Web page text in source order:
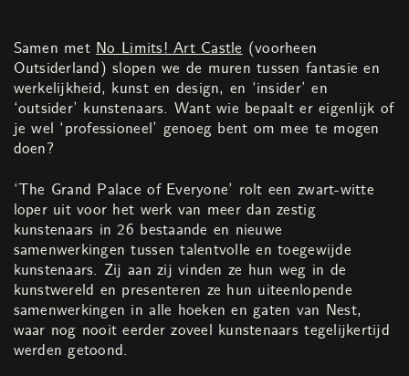
Samen met No Limits! Art Castle (voorheen
Outsiderland) slopen we de muren tussen fantasie en
werkelijkheid, kunst en design, en ‘insider’ en
‘outsider’ kunstenaars. Want wie bepaalt er eigenlijk of
je wel ‘professioneel’ genoeg bent om mee te mogen
doen?
‘The Grand Palace of Everyone’ rolt een zwart-witte
loper uit voor het werk van meer dan zestig
kunstenaars in 26 bestaande en nieuwe
samenwerkingen tussen talentvolle en toegewijde
kunstenaars. Zij aan zij vinden ze hun weg in de
kunstwereld en presenteren ze hun uiteenlopende
samenwerkingen in alle hoeken en gaten van Nest,
waar nog nooit eerder zoveel kunstenaars tegelijkertijd
werden getoond.